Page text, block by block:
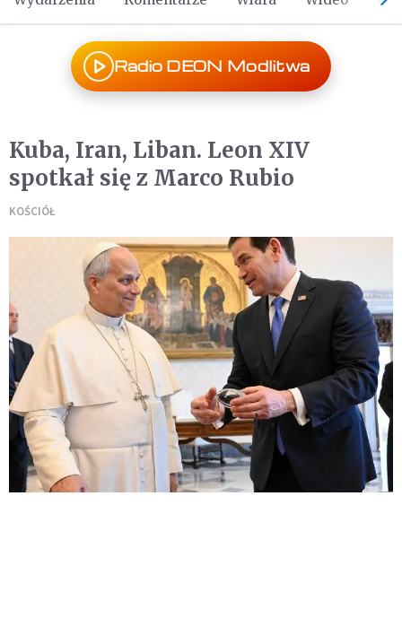
Radio DEON Modlitwa
Kuba, Iran, Liban. Leon XIV
spotkał się z Marco Rubio
KOŚCIÓŁ